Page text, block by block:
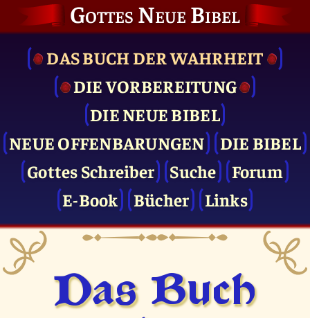
Gottes Neue Bibel
DAS BUCH DER WAHRHEIT
DIE VOR­BEREITUNG
DIE NEUE BIBEL
NEUE OFFENBARUNGEN
DIE BIBEL
Gottes Schreiber
Suche
Forum
E-Book
Bücher Links
Das Buch